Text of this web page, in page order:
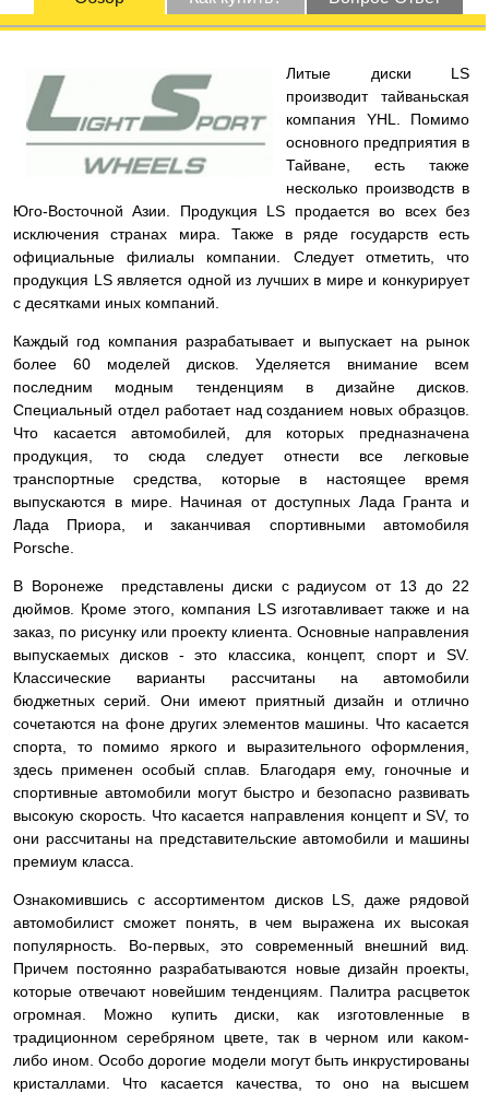
Литые диски LS
производит тайваньская
компания YHL. Помимо
основного предприятия в
Тайване, есть также
несколько производств в
Юго-Восточной Азии. Продукция LS продается во всех без
исключения странах мира. Также в ряде государств есть
официальные филиалы компании. Следует отметить, что
продукция LS является одной из лучших в мире и конкурирует
с десятками иных компаний.
Каждый год компания разрабатывает и выпускает на рынок
более 60 моделей дисков. Уделяется внимание всем
последним модным тенденциям в дизайне дисков.
Специальный отдел работает над созданием новых образцов.
Что касается автомобилей, для которых предназначена
продукция, то сюда следует отнести все легковые
транспортные средства, которые в настоящее время
выпускаются в мире. Начиная от доступных Лада Гранта и
Лада Приора, и заканчивая спортивными автомобиля
Porsche.
В Воронеже представлены диски с радиусом от 13 до 22
дюймов. Кроме этого, компания LS изготавливает также и на
заказ, по рисунку или проекту клиента. Основные направления
выпускаемых дисков - это классика, концепт, спорт и SV.
Классические варианты рассчитаны на автомобили
бюджетных серий. Они имеют приятный дизайн и отлично
сочетаются на фоне других элементов машины. Что касается
спорта, то помимо яркого и выразительного оформления,
здесь применен особый сплав. Благодаря ему, гоночные и
спортивные автомобили могут быстро и безопасно развивать
высокую скорость. Что касается направления концепт и SV, то
они рассчитаны на представительские автомобили и машины
премиум класса.
Ознакомившись с ассортиментом дисков LS, даже рядовой
автомобилист сможет понять, в чем выражена их высокая
популярность. Во-первых, это современный внешний вид.
Причем постоянно разрабатываются новые дизайн проекты,
которые отвечают новейшим тенденциям. Палитра расцветок
огромная. Можно купить диски, как изготовленные в
традиционном серебряном цвете, так в черном или каком-
либо ином. Особо дорогие модели могут быть инкрустированы
кристаллами. Что касается качества, то оно на высшем